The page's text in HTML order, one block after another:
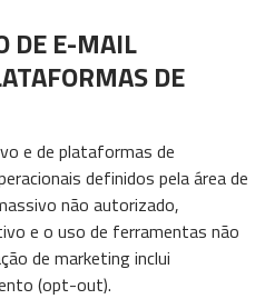
DE E-MAIL
DE
e de plataformas de
definidos pela área de
não autorizado,
e o uso de ferramentas não
de marketing inclui
(opt-out).